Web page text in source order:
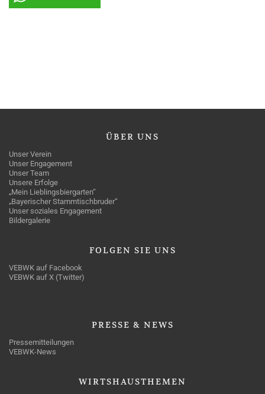
ÜBER UNS
Unser Verein
Unser Engagement
Unser Team
Unsere Erfolge
„Mein Lieblingsbiergarten“
„Bayerischer Stammtischbruder“
Unser soziales Engagement
Bildergalerie
FOLGEN SIE UNS
VEBWK auf Facebook
VEBWK auf X (Twitter)
PRESSE & NEWS
Pressemitteilungen
VEBWK-News
WIRTSHAUSTHEMEN